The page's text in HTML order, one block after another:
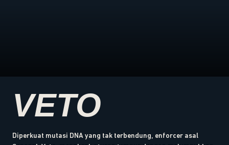
VETO
Diperkuat mutasi DNA yang tak terbendung, enforcer asal